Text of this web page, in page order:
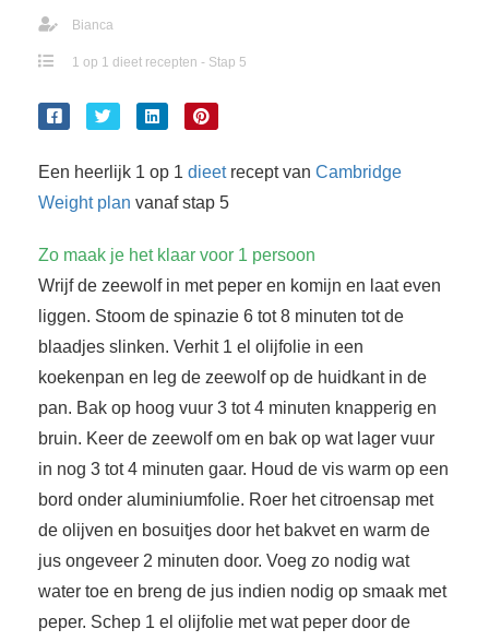
Bianca
1 op 1 dieet recepten - Stap 5
Een heerlijk 1 op 1 dieetrecept van Cambridge
Weight plan vanaf stap 5
Zo maak je het klaar voor 1 persoon
Wrijf de zeewolf in met peper en komijn en laat even
liggen. Stoom de spinazie 6 tot 8 minuten tot de
blaadjes slinken. Verhit 1 el olijfolie in een
koekenpan en leg de zeewolf op de huidkant in de
pan. Bak op hoog vuur 3 tot 4 minuten knapperig en
bruin. Keer de zeewolf om en bak op wat lager vuur
in nog 3 tot 4 minuten gaar. Houd de vis warm op een
bord onder aluminiumfolie. Roer het citroensap met
de olijven en bosuitjes door het bakvet en warm de
jus ongeveer 2 minuten door. Voeg zo nodig wat
water toe en breng de jus indien nodig op smaak met
peper. Schep 1 el olijfolie met wat peper door de
over
van
op
gebruikt
te
de
Hierdoor
van